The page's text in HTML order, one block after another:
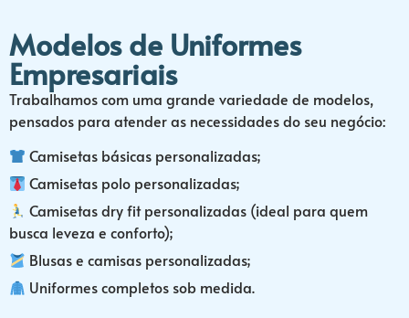
Modelos de Uniformes
Empresariais
Trabalhamos com uma grande variedade de modelos,
pensados para atender as necessidades do seu negócio:
Camisetas básicas personalizadas;
Camisetas polo personalizadas;
Camisetas dry fit personalizadas (ideal para quem
busca leveza e conforto);
Blusas e camisas personalizadas;
Uniformes completos sob medida.